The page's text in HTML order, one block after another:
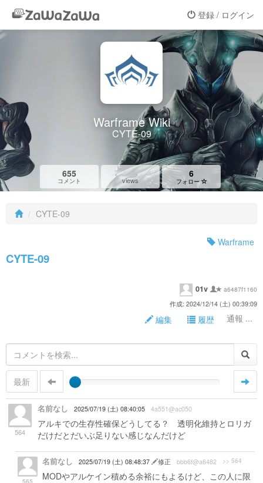
登録 / ログイン
Warframe Wiki
CYTE-09
655
コメント views
6
フォロー
CYTE-09
Warframe
CYTE-09
01v
a6487f1160
作成: 2024/12/14 (土) 00:39:09
編集 履歴 通報 ...
最新
564
名前なし 2025/07/19 (土) 08:40:05 4a551@ac050
アルキでの生存性確保どうしてる？ 透明化維持とロリガ
だけだとだいぶ足りない感じなんだけど
565
名前なし 2025/07/19 (土) 08:48:37 修正 bbb6f@a6482 >> 564
MODやアルケイン積める余裕にもよるけど、この人に限